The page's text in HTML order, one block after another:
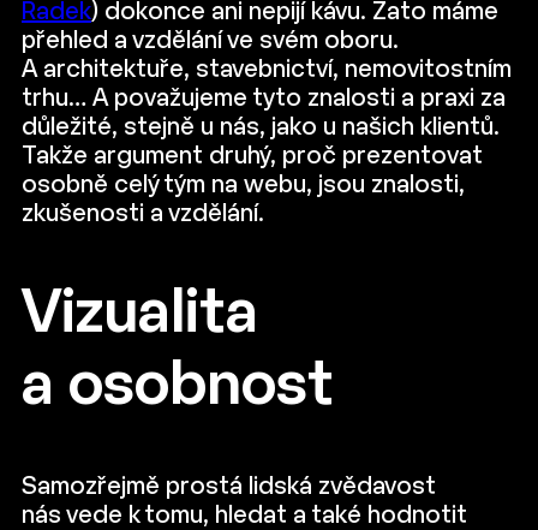
Radek) dokonce ani nepijí kávu. Zato máme
přehled a vzdělání ve svém oboru.
A architektuře, stavebnictví, nemovitostním
trhu… A považujeme tyto znalosti a praxi za
důležité, stejně u nás, jako u našich klientů.
Takže argument druhý, proč prezentovat
osobně celý tým na webu, jsou znalosti,
zkušenosti a vzdělání.
Vizualita
a osobnost
Samozřejmě prostá lidská zvědavost
nás vede k tomu, hledat a také hodnotit